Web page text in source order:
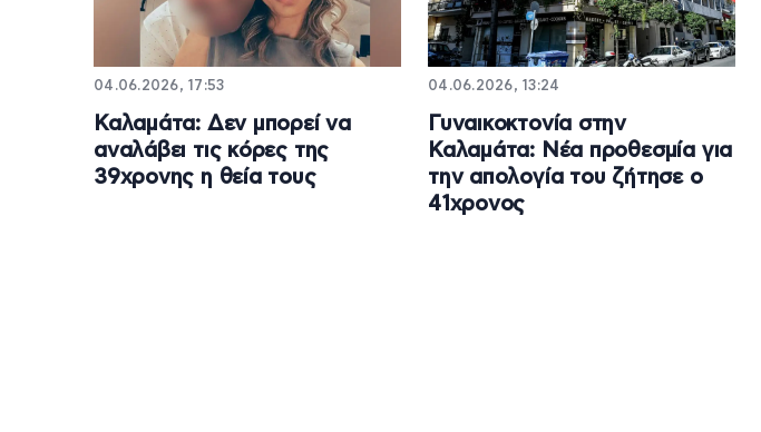
04.06.2026, 17:53
Καλαμάτα: Δεν μπορεί να
αναλάβει τις κόρες της
39χρονης η θεία τους
04.06.2026, 13:24
Γυναικοκτονία στην
Καλαμάτα: Νέα προθεσμία για
την απολογία του ζήτησε ο
41χρονος